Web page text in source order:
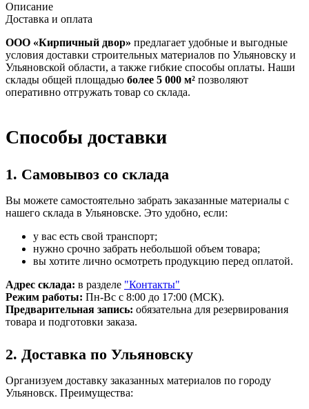
Описание
Доставка и оплата
ООО «Кирпичный двор» предлагает удобные и выгодные
условия доставки строительных материалов по Ульяновску и
Ульяновской области, а также гибкие способы оплаты. Наши
склады общей площадью более 5 000 м² позволяют
оперативно отгружать товар со склада.
Способы доставки
1. Самовывоз со склада
Вы можете самостоятельно забрать заказанные материалы с
нашего склада в Ульяновске. Это удобно, если:
у вас есть свой транспорт;
нужно срочно забрать небольшой объем товара;
вы хотите лично осмотреть продукцию перед оплатой.
Адрес склада: в разделе "Контакты"
Режим работы: Пн-Вс с 8:00 до 17:00 (МСК).
Предварительная запись: обязательна для резервирования
товара и подготовки заказа.
2. Доставка по Ульяновску
Организуем доставку заказанных материалов по городу
Ульяновск. Преимущества: